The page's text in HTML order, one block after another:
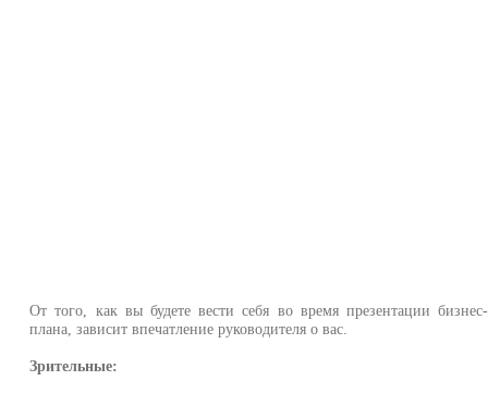
От того, как вы будете вести себя во время презентации бизнес-
плана, зависит впечатление руководителя о вас.
Зрительные: